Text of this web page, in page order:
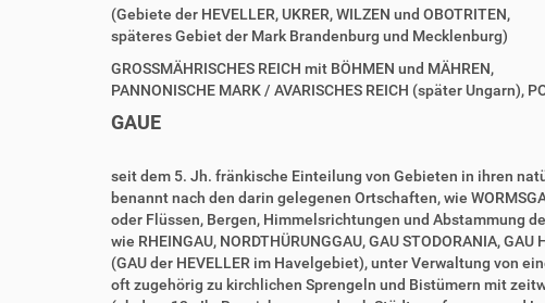
(Gebiete der HEVELLER, UKRER, WILZEN und OBOTRITEN,
späteres Gebiet der Mark Brandenburg und Mecklenburg)
GROSSMÄHRISCHES REICH mit BÖHMEN und MÄHREN,
PANNONISCHE MARK / AVARISCHES REICH (später Ungarn),
GAUE
seit dem 5. Jh. fränkische Einteilung von Gebieten in ihren
benannt nach den darin gelegenen Ortschaften, wie
oder Flüssen, Bergen, Himmelsrichtungen und Abstammung
wie RHEINGAU, NORDTHÜRUNGGAU, GAU STODORANIA, GAU
(GAU der HEVELLER im Havelgebiet), unter Verwaltung von
oft zugehörig zu kirchlichen Sprengeln und Bistümern mit